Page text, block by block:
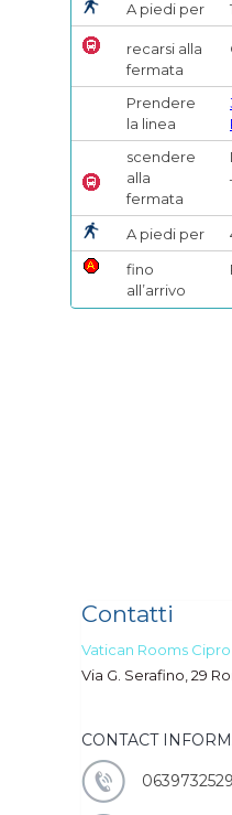
A piedi per
recarsi alla
fermata
Prendere
la linea
scendere
alla
fermata
A piedi per
fino
all’arrivo
Contatti
Vatican Rooms Cipro
Via G. Serafino, 29
CONTACT
0639732529